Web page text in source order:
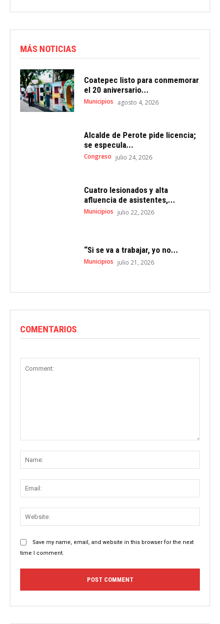
MÁS NOTICIAS
Coatepec listo para conmemorar
el 20 aniversario...
Municipios agosto 4, 2026
Alcalde de Perote pide licencia;
se especula...
Congreso julio 24, 2026
Cuatro lesionados y alta
afluencia de asistentes,...
Municipios julio 22, 2026
“Si se va a trabajar, yo no...
Municipios julio 21, 2026
COMENTARIOS
Save my name, email, and website in this browser for the next
time I comment.